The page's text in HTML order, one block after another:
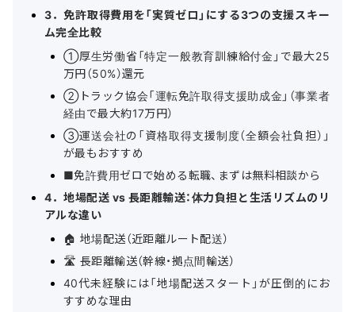
3．免許取得費用を「実質ゼロ」にする3つの支援スキー
ム完全比較
①厚生労働省「特定一般教育訓練給付金」で最大25
万円（50%）還元
②トラック協会「運転免許取得支援助成金」（事業者
経由で最大約17万円）
③運送会社の「資格取得支援制度（全額会社負担）」
が最もおすすめ
■免許費用ゼロで始める転職、まずは無料相談から
4．地場配送 vs 長距離輸送：体力負担と生活リズムのリ
アルな違い
🏠 地場配送（近距離ルート配送）
🛣️ 長距離輸送（幹線・拠点間輸送）
40代未経験には「地場配送スタート」が圧倒的にお
すすめな理由